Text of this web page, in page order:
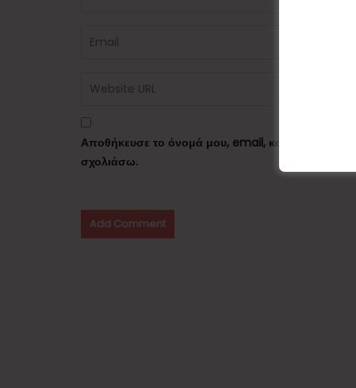
Αποθήκευσε το όνομά μου, email, και τον
σχολιάσω.